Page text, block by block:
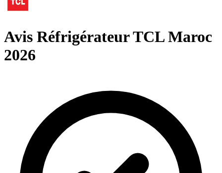
Avis Réfrigérateur TCL Maroc
2026